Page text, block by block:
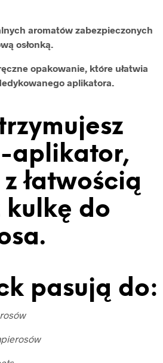
aromatów zabezpieczonych
osłonką.
opakowanie, które ułatwia
aplikatora.
aplikator,
łatwością
kulkę do
pasują do: